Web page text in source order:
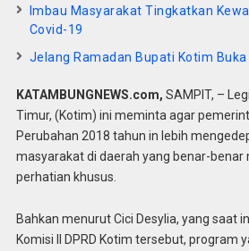
Imbau Masyarakat Tingkatkan
Covid-19
Jelang Ramadan Bupati Kotim
KATAMBUNGNEWS.com, SAMPIT, –
Timur, (Kotim) ini meminta agar
Perubahan 2018 tahun in lebih
masyarakat di daerah yang benar-benar
perhatian khusus.
Bahkan menurut Cici Desylia, yang saat
Komisi II DPRD Kotim tersebut, program